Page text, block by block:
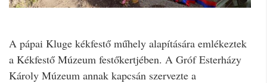
A pápai Kluge kékfestő műhely alapítására emlékeztek
a Kékfestő Múzeum festőkertjében. A Gróf Esterházy
Károly Múzeum annak kapcsán szervezte a